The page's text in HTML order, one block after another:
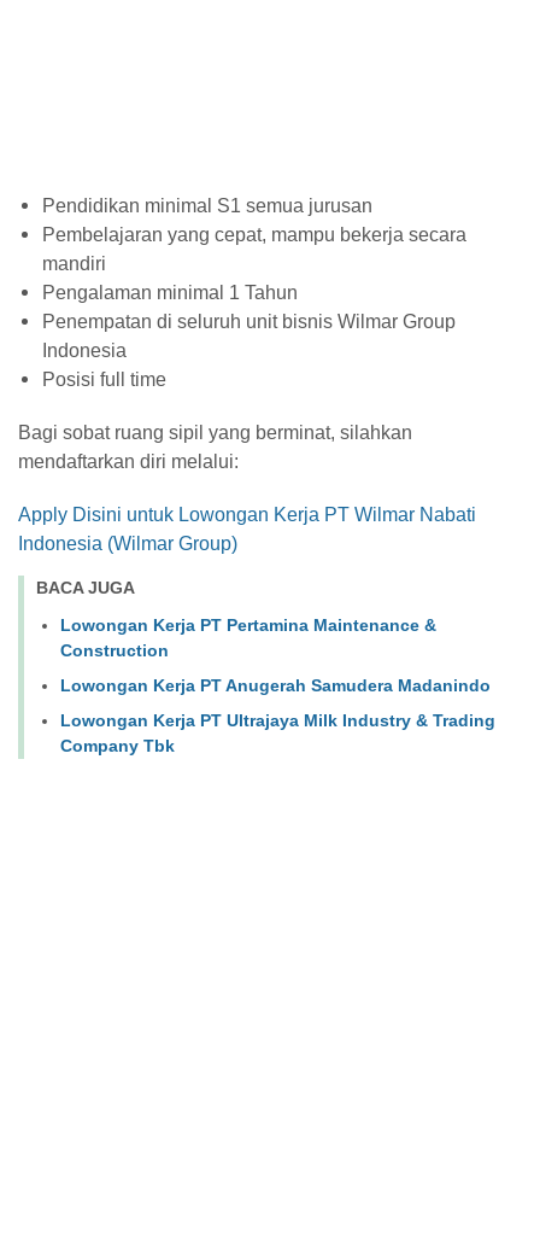
Pendidikan minimal S1 semua jurusan
Pembelajaran yang cepat, mampu bekerja secara
mandiri
Pengalaman minimal 1 Tahun
Penempatan di seluruh unit bisnis Wilmar Group
Indonesia
Posisi full time
Bagi sobat ruang sipil yang berminat, silahkan
mendaftarkan diri melalui:
Apply Disini untuk Lowongan Kerja PT Wilmar Nabati
Indonesia (Wilmar Group)
BACA JUGA
Lowongan Kerja PT Pertamina Maintenance &
Construction
Lowongan Kerja PT Anugerah Samudera Madanindo
Lowongan Kerja PT Ultrajaya Milk Industry & Trading
Company Tbk